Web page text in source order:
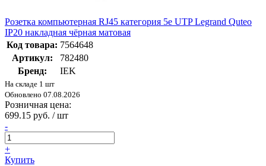
Розетка компьютерная RJ45 категория 5e UTP Legrand Quteo
IP20 накладная чёрная матовая
Код товара: 7564648
Артикул:
782480
Бренд:
IEK
На складе 1 шт
Обновлено 07.08.2026
Розничная цена:
699.15 руб. / шт
-
+
Купить